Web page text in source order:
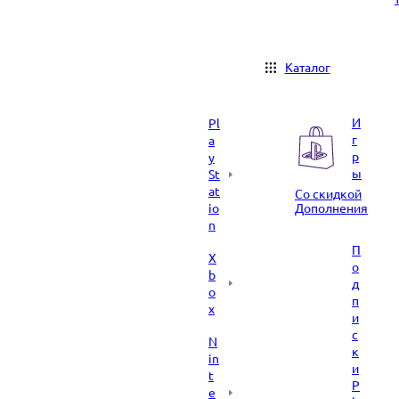
Каталог
Pl
a
y
St
at
io
n
X
b
o
x
N
in
t
e
И
г
р
ы
Со скидкой
Дополнения
П
о
д
п
и
с
к
и
P